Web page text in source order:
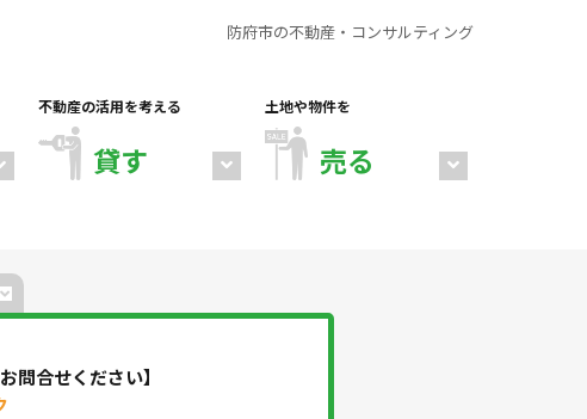
防府市の不動産・コンサルティング
不動産の活用を考える
貸す
土地や物件を
売る
問合せください】